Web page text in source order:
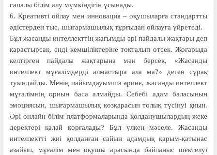
сапалы білім алу мүмкіндігін ұсынады.
6. Креативті ойлау мен инновация – оқушыларға стандартты
әдістерден тыс, шығармашылық тұрғыдан ойлауға үйретеді.
Бұл жасанды интеллекттің жағымды әрі пайдалы жақтары деп
қарастырсақ, енді кемшіліктеріне тоқталып өтсек. Жоғарыда
келтірген пайдалы жақтарына мән берсек, «Жасанды
интеллект мұғалімдерді алмастыра ала ма?» деген сұрақ
туындайды. Менің пайымдауымша әрине, жасанды интеллект
мұғалімнің орнын баса алмайды. Себебі адам баласының
эмоциясын, шығармашылық көзқарасын толық түсінуі қиын.
Әрі онлайн білім платформаларында қолданушылардың жеке
деректері қалай қорғалады? Бұл үлкен мәселе. Жасанды
интеллектті жиі қолданған сайын адамдық қарым-қатынас
азайып, мұғалім мен оқушы арасында байланыс шектелуі